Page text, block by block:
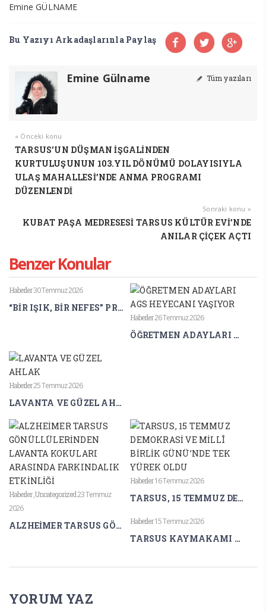
Emine GÜLNAME
Bu Yazıyı Arkadaşlarınla Paylaş
Emine Gülname Tüm yazıları
« Önceki konu
TARSUS’UN DÜŞMAN İŞGALİNDEN
KURTULUŞUNUN 103.YIL DÖNÜMÜ DOLAYISIYLA
ULAŞ MAHALLESİ’NDE ANMA PROGRAMI
DÜZENLENDİ
Sonraki konu »
KUBAT PAŞA MEDRESESİ TARSUS KÜLTÜR EVİ’NDE
ANILAR ÇİÇEK AÇTI
Benzer Konular
Haberler30 Temmuz 2026
“BİR IŞIK, BİR NEFES” PROJESİ ULUSLARARASI BİLİM DÜNYASINDA
Haberler26 Temmuz 2026
ÖĞRETMEN ADAYLARI AGS HEYECANI YAŞIYOR
Haberler25 Temmuz 2026
LAVANTA VE GÜZEL AHLAK
Haberler,Uncategorized23 Temmuz
2026
ALZHEİMER TARSUS GÖNÜLLÜLERİNDEN LAVANTA KOKULARI ARASINDA FARKINDALIK ETKİNLİĞİ
Haberler16 Temmuz 2026
TARSUS, 15 TEMMUZ DEMOKRASİ VE MİLLÎ BİRLİK GÜNÜ’NDE TEK YÜREK OLDU
Haberler15 Temmuz 2026
TARSUS KAYMAKAMI AKYÜZ’DEN 15 TEMMUZ MESAJI
YORUM YAZ